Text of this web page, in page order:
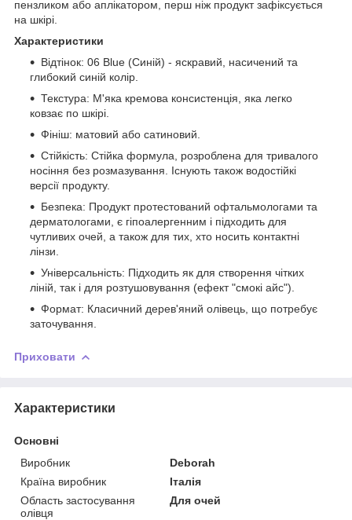
пензликом або аплікатором, перш ніж продукт зафіксується
на шкірі.
Характеристики
Відтінок: 06 Blue (Синій) - яскравий, насичений та
глибокий синій колір.
Текстура: М'яка кремова консистенція, яка легко
ковзає по шкірі.
Фініш: матовий або сатиновий.
Стійкість: Стійка формула, розроблена для тривалого
носіння без розмазування. Існують також водостійкі
версії продукту.
Безпека: Продукт протестований офтальмологами та
дерматологами, є гіпоалергенним і підходить для
чутливих очей, а також для тих, хто носить контактні
лінзи.
Універсальність: Підходить як для створення чітких
ліній, так і для розтушовування (ефект "смокі айс").
Формат: Класичний дерев'яний олівець, що потребує
заточування.
Приховати
Характеристики
Основні
Виробник
Deborah
Країна виробник
Італія
Область застосування
олівця
Для очей